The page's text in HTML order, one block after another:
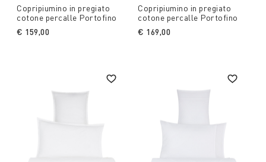
Copripiumino in pregiato
cotone percalle Portofino
€ 159,00
Copripiumino in pregiato
cotone percalle Portofino
€ 169,00